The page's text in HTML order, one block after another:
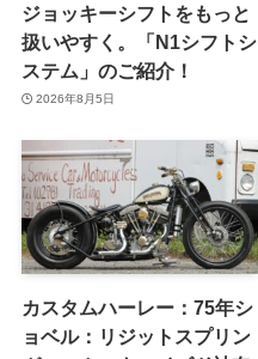
ジョッキーシフトをもっと
扱いやすく。「N1シフトシ
ステム」のご紹介！
2026年8月5日
カスタムハーレー：75年シ
ョベル：リジットスプリン